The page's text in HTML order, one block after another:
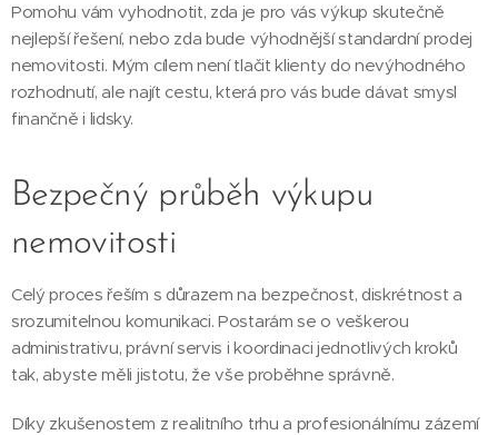
Pomohu vám vyhodnotit, zda je pro vás výkup skutečně
nejlepší řešení, nebo zda bude výhodnější standardní prodej
nemovitosti. Mým cílem není tlačit klienty do nevýhodného
rozhodnutí, ale najít cestu, která pro vás bude dávat smysl
finančně i lidsky.
Bezpečný průběh výkupu
nemovitosti
Celý proces řeším s důrazem na bezpečnost, diskrétnost a
srozumitelnou komunikaci. Postarám se o veškerou
administrativu, právní servis i koordinaci jednotlivých kroků
tak, abyste měli jistotu, že vše proběhne správně.
Díky zkušenostem z realitního trhu a profesionálnímu zázemí